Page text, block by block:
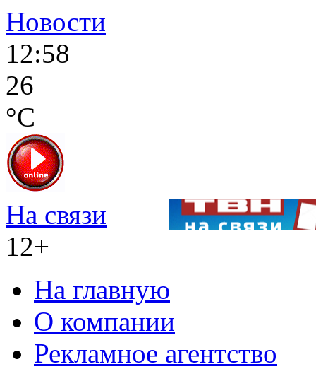
Новости
12:58
26
°C
На связи
12+
На главную
О компании
Рекламное агентство